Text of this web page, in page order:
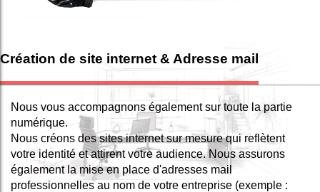
Création de site internet & Adresse mail
Nous vous accompagnons également sur toute la partie
numérique.
Nous créons des sites internet sur mesure qui reflètent
votre identité et attirent votre audience. Nous assurons
également la mise en place d'adresses mail
professionnelles au nom de votre entreprise (exemple :